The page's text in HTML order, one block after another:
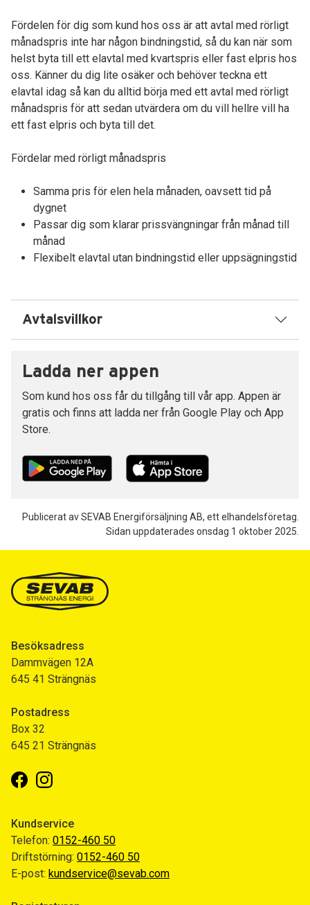
Fördelen för dig som kund hos oss är att avtal med rörligt
månadspris inte har någon bindningstid, så du kan när som
helst byta till ett elavtal med kvartspris eller fast elpris hos
oss. Känner du dig lite osäker och behöver teckna ett
elavtal idag så kan du alltid börja med ett avtal med rörligt
månadspris för att sedan utvärdera om du vill hellre vill ha
ett fast elpris och byta till det.
Fördelar med rörligt månadspris
Samma pris för elen hela månaden, oavsett tid på
dygnet
Passar dig som klarar prissvängningar från månad till
månad
Flexibelt elavtal utan bindningstid eller uppsägningstid
Avtalsvillkor
Ladda ner appen
Som kund hos oss får du tillgång till vår app. Appen är
gratis och finns att ladda ner från Google Play och App
Store.
Publicerat av SEVAB Energiförsäljning AB, ett elhandelsföretag.
Sidan uppdaterades onsdag 1 oktober 2025.
Besöksadress
Dammvägen 12A
645 41 Strängnäs
Postadress
Box 32
645 21 Strängnäs
FacebookInstagram
Kundservice
Telefon: 0152-460 50
Driftstörning: 0152-460 50
E-post: kundservice@sevab.com